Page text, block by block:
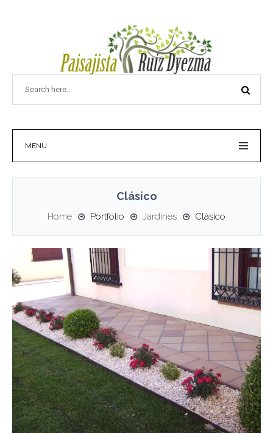
MENU
Clásico
Home Portfolio Jardines Clásico